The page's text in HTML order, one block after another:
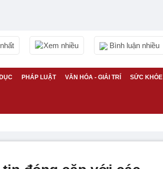
Xem nhiều Bình luận nhiều
PHÁP LUẬT VĂN HÓA - GIẢI TRÍ SỨC KHỎE